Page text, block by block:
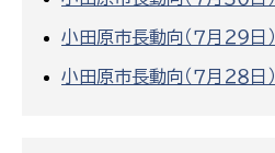
小田原市長動向（７月２９日）
小田原市長動向（７月２８日）